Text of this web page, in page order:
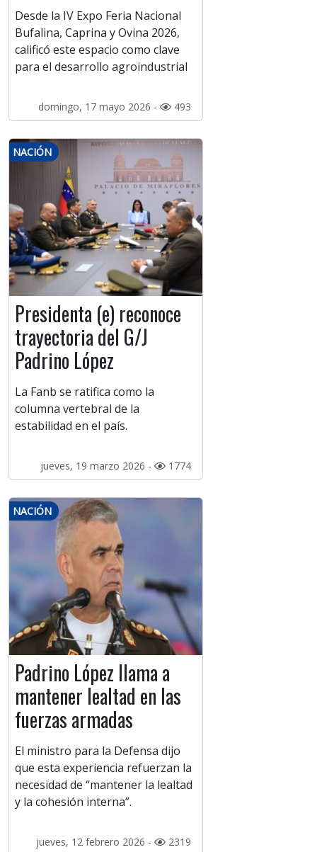
Desde la IV Expo Feria Nacional
Bufalina, Caprina y Ovina 2026,
calificó este espacio como clave
para el desarrollo agroindustrial
domingo, 17 mayo 2026 - 493
NACIÓN
Presidenta (e) reconoce
trayectoria del G/J
Padrino López
La Fanb se ratifica como la
columna vertebral de la
estabilidad en el país.
jueves, 19 marzo 2026 - 1774
NACIÓN
Padrino López llama a
mantener lealtad en las
fuerzas armadas
El ministro para la Defensa dijo
que esta experiencia refuerzan la
necesidad de “mantener la lealtad
y la cohesión interna”.
jueves, 12 febrero 2026 - 2319